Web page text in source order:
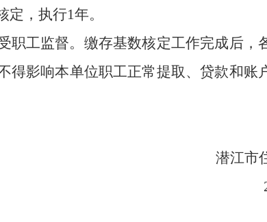
，执行1年。
工监督。缴存基数核定工作完成后，
得影响本单位职工正常提取、贷款和账
潜江市